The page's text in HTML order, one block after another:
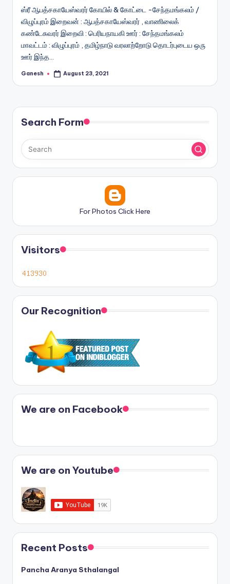
ஸ்ரீ ஆபத்சகாயேஸ்வரர் கோயில் & கோட்டை -சேந்தமங்கலம் /
விழுப்புரம் இறைவன் : ஆபத்சகாயேஸ்வரர் , வாணிலைக்
கண்டேசுவரர் இறைவி : பெரியநாயகி ஊர் : சேந்தமங்கலம்
மாவட்டம் : விழுப்புரம் , தமிழ்நாடு வரலாற்றோடு தொடர்புடைய ஒரு
ஊர் இந்த…
Posted
Ganesh August 23, 2021
Search Form
For Photos Click Here
Visitors
Our Recognition
We are on Facebook
We are on Youtube
Recent Posts
Pancha Aranya Sthalangal